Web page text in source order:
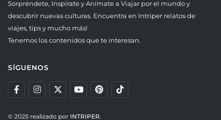
Sorpréndete, Inspírate y Anímate a Viajar por el mundo y
descubrir nuevas culturas. Encuentra en Intriper relatos de
viajes, tips y mucho más!
Tenemos los contenidos que te interesan.
SÍGUENOS
© 2025 realizado por INTRIPER.